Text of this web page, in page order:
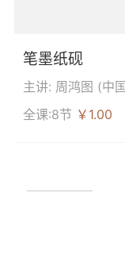
笔墨纸砚
主讲: 周鸿图 (
全课:8节 ￥1.00